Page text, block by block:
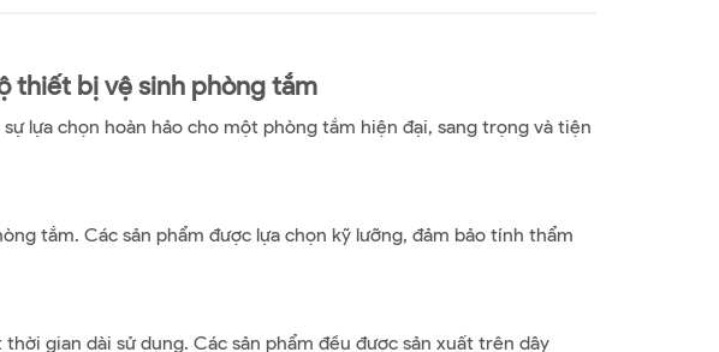
thiết bị vệ sinh phòng tắm
sự lựa chọn hoàn hảo cho một phòng tắm hiện đại, sang trọng và tiện
tắm. Các sản phẩm được lựa chọn kỹ lưỡng, đảm bảo tính thẩm
gian dài sử dụng. Các sản phẩm đều được sản xuất trên dây